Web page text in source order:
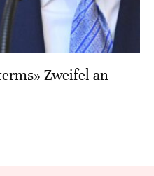
Zweifel an